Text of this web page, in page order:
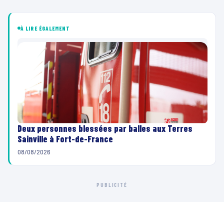
À LIRE ÉGALEMENT
Deux personnes blessées par balles aux Terres
Sainville à Fort-de-France
08/08/2026
PUBLICITÉ